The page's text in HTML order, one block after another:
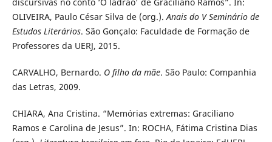
OLIVEIRA, Paulo César Silva de (org.).Anais do V Seminário de
Estudos Literários. São Gonçalo: Faculdade de Formação de
Professores da UERJ, 2015.
CARVALHO, Bernardo. O filho da mãe. São Paulo: Companhia
das Letras, 2009.
CHIARA, Ana Cristina. “Memórias extremas: Graciliano
Ramos e Carolina de Jesus”. In: ROCHA, Fátima Cristina Dias